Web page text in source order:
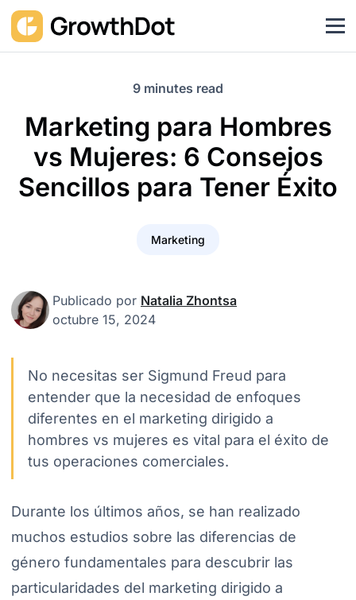
9 minutes read
Marketing para Hombres
vs Mujeres: 6 Consejos
Sencillos para Tener Éxito
Marketing
Publicado por Natalia Zhontsa
octubre 15, 2024
No necesitas ser Sigmund Freud para
entender que la necesidad de enfoques
diferentes en el marketing dirigido a
hombres vs mujeres es vital para el éxito de
tus operaciones comerciales.
Durante los últimos años, se han realizado
muchos estudios sobre las diferencias de
género fundamentales para descubrir las
particularidades del marketing dirigido a